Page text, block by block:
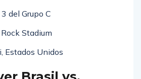
del Grupo C
Stadium
Estados Unidos